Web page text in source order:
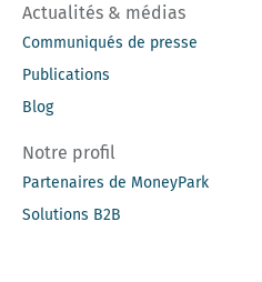
Actualités & médias
Communiqués de presse
Publications
Blog
Notre profil
Partenaires de MoneyPark
Solutions B2B